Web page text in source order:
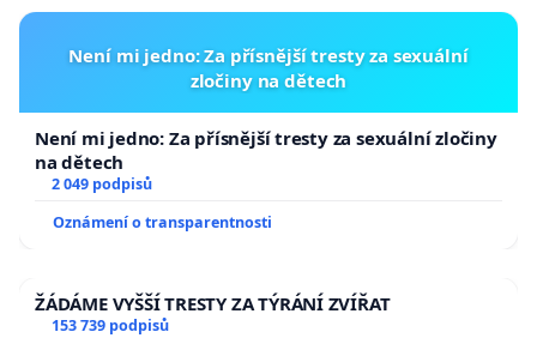
Není mi jedno: Za přísnější tresty za sexuální
zločiny na dětech
Není mi jedno: Za přísnější tresty za sexuální zločiny
na dětech
2 049 podpisů
Oznámení o transparentnosti
ŽÁDÁME VYŠŠÍ TRESTY ZA TÝRÁNÍ ZVÍŘAT
153 739 podpisů